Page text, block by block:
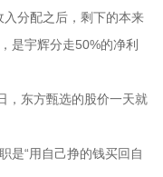
分配之后，剩下的本来
是宇辉分走50%的净利
，东方甄选的股价一天就
是“用自己挣的钱买回自